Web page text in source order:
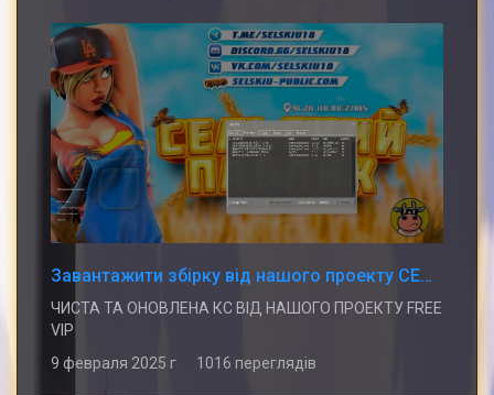
Завантажити збірку від нашого проекту СЕЛЬСКИЙ ПАБЛИК 亗 [18+] UA ©
ЧИСТА ТА ОНОВЛЕНА КС ВІД НАШОГО ПРОЕКТУ FREE
VIP
9 февраля 2025 г 1016 переглядів